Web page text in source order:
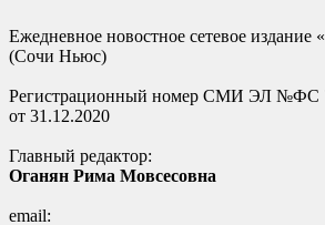
Ежедневное новостное сетевое издание
(Сочи Ньюс)
Регистрационный номер СМИ ЭЛ №ФС
от 31.12.2020
Главный редактор:
Оганян Рима Мовсесовна
email: